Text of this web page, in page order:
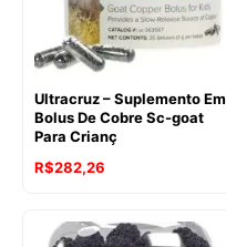
Ultracruz – Suplemento Em
Bolus De Cobre Sc-goat
Para Crianç
R$282,26